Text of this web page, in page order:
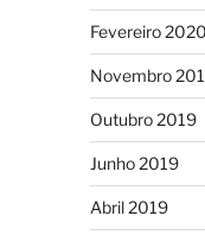
Fevereiro 2020
Novembro
Outubro 2019
Junho 2019
Abril 2019